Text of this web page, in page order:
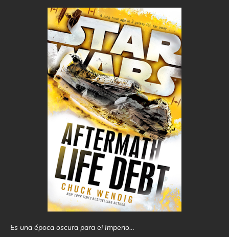
Es una época oscura para el Imperio…